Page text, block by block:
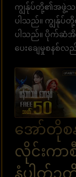
ကျွန်ုပ်တို့၏အဖွဲ့သ
ပါသည်။ ကျွန်ုပ်
ပါသည်။ ပိုက်ဆံအိ
ပေးချေမှုစနစ်လ
အော်တို
လိုင်းကာ